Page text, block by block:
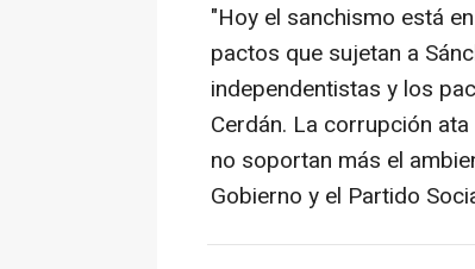
"Hoy el sanchismo está
pactos que sujetan a
independentistas y los
Cerdán. La corrupción
no soportan más el
Gobierno y el Partido